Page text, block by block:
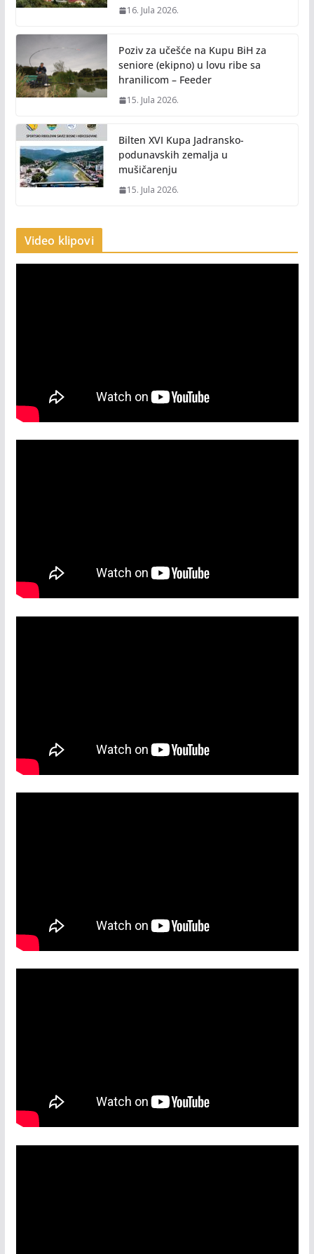
16. Jula 2026.
Poziv za učešće na Kupu BiH za
seniore (ekipno) u lovu ribe sa
hranilicom – Feeder
15. Jula 2026.
Bilten XVI Kupa Jadransko-
podunavskih zemalja u
mušičarenju
15. Jula 2026.
Video klipovi